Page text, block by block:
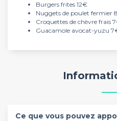
Burgers frites 12€
Nuggets de poulet fermier
Croquettes de chèvre frais
Guacamole avocat-yuzu
Ce que vous pouvez